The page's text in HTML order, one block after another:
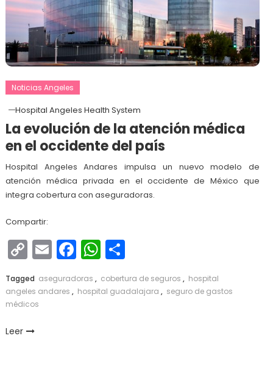
Noticias Angeles
Hospital Angeles Health System
La evolución de la atención médica
en el occidente del país
Hospital Angeles Andares impulsa un nuevo modelo de
atención médica privada en el occidente de México que
integra cobertura con aseguradoras.
Compartir:
Copy
Link
EmailFacebook
WhatsApp
Compartir
Tagged aseguradoras , cobertura de seguros , hospital
angeles andares , hospital guadalajara , seguro de gastos
médicos
Leer